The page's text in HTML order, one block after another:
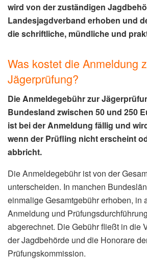
wird von der zuständigen
Landesjagdverband erhoben und
die schriftliche, mündliche und
Was kostet die Anmeldung
Jägerprüfung?
Die Anmeldegebühr zur
Bundesland zwischen 50 und 250
ist bei der Anmeldung fällig und
wenn der Prüfling nicht erscheint
abbricht.
Die Anmeldegebühr ist von der
unterscheiden. In manchen
einmalige Gesamtgebühr erhoben, in
Anmeldung und
abgerechnet. Die Gebühr fließt in die
der Jagdbehörde und die Honorare
Prüfungskommission.